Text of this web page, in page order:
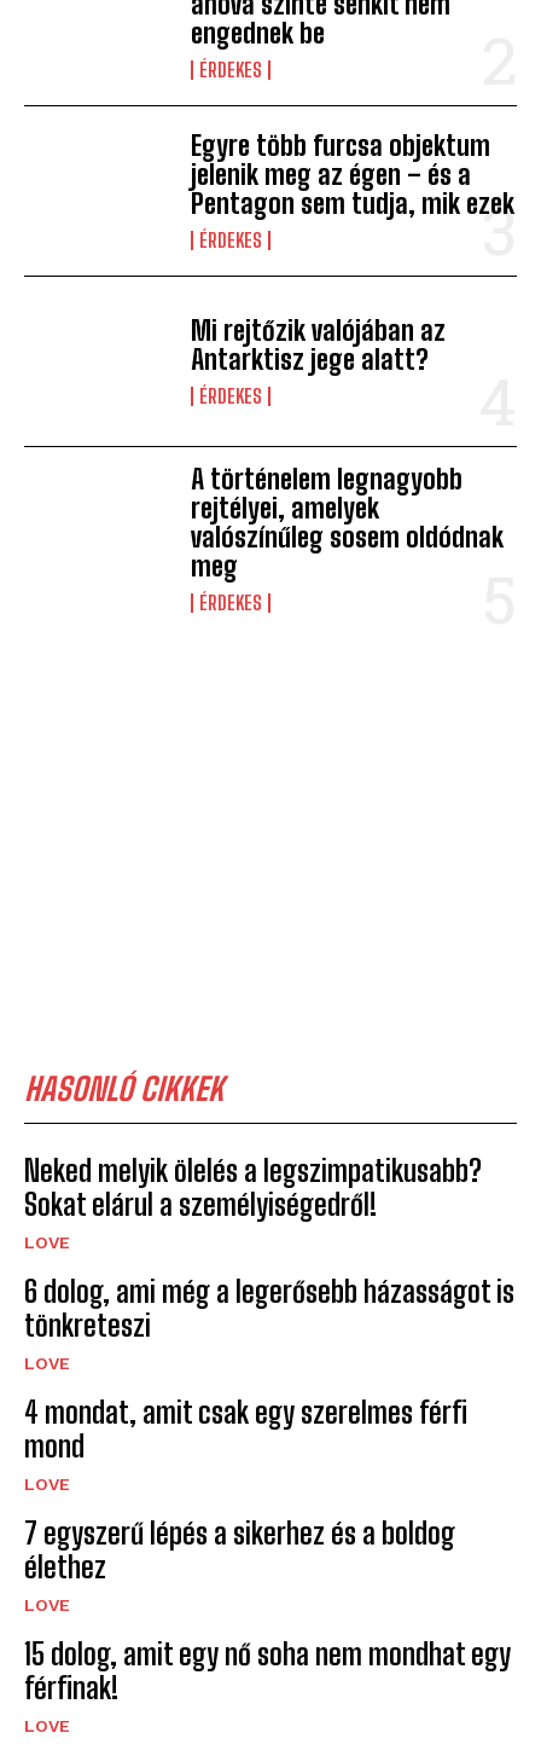
engednek be
ÉRDEKES
Egyre több furcsa objektum
jelenik meg az égen – és a
Pentagon sem tudja, mik ezek
ÉRDEKES
Mi rejtőzik valójában az
Antarktisz jege alatt?
ÉRDEKES
A történelem legnagyobb
rejtélyei, amelyek
valószínűleg sosem oldódnak
meg
ÉRDEKES
HASONLÓ CIKKEK
Neked melyik ölelés a legszimpatikusabb?
Sokat elárul a személyiségedről!
LOVE
6 dolog, ami még a legerősebb házasságot is
tönkreteszi
LOVE
4 mondat, amit csak egy szerelmes férfi
mond
LOVE
7 egyszerű lépés a sikerhez és a boldog
élethez
LOVE
15 dolog, amit egy nő soha nem mondhat egy
férfinak!
LOVE